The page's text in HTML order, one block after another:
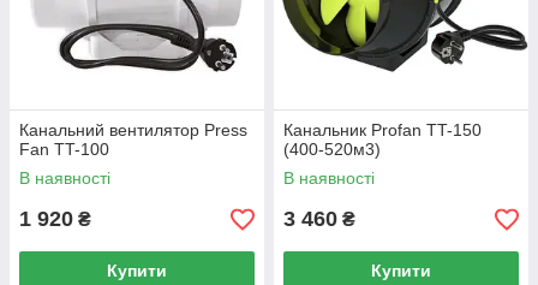
Канальний вентилятор Press
Fan TT-100
В наявності
1 920 ₴
Купити
Канальник Profan TT-150
(400-520м3)
В наявності
3 460 ₴
Купити